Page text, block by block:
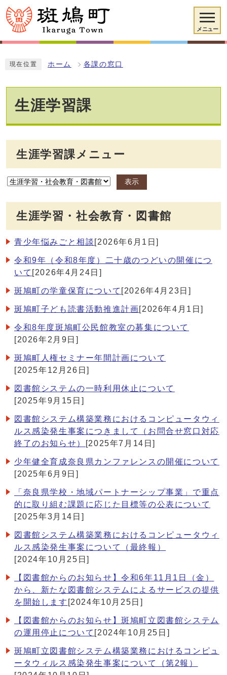
メニュー
現在位置 ホーム 各課の窓口
生涯学習課
生涯学習課メニュー
表示
生涯学習・社会教育・図書館
青少年悩みごと相談 [2026年6月1日]
令和9年（令和8年度）二十歳のつどいの開催につ
いて [2026年4月24日]
斑鳩町の学童保育について [2026年4月23日]
斑鳩町子ども読書活動推進計画[2026年4月1日]
令和8年度斑鳩町公民館教室の募集について
[2026年2月9日]
斑鳩町人権セミナー年間計画について
[2025年12月26日]
図書館システムの一時利用休止について
[2025年9月15日]
図書館システム構築業務におけるコンピュータウィ
ルス感染発生事案につきまして（お問合せ窓口対応
終了のお知らせ）
[2025年7月14日]
少年健全育成奈良県カンファレンスの開催について
[2025年6月9日]
「奈良県学校・地域パートナーシップ事業」で重点
的に取り組む課題に応じた目標等の公表について
[2025年3月14日]
図書館システム構築業務におけるコンピュータウィ
ルス感染発生事案について（最終報）
[2024年10月25日]
【図書館からのお知らせ】令和6年11月1日（金）
から、新たな図書館システムによるサービスの提供
を開始します [2024年10月25日]
【図書館からのお知らせ】斑鳩町立図書館システム
の運用停止について [2024年10月25日]
斑鳩町立図書館システム構築業務におけるコンピュ
ータウィルス感染発生事案について（第2報）